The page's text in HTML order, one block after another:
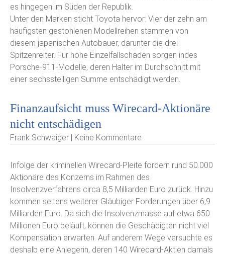
es hingegen im Süden der Republik.
Unter den Marken sticht Toyota hervor: Vier der zehn am
häufigsten gestohlenen Modellreihen stammen von
diesem japanischen Autobauer, darunter die drei
Spitzenreiter. Für hohe Einzelfallschäden sorgen indes
Porsche-911-Modelle, deren Halter im Durchschnitt mit
einer sechsstelligen Summe entschädigt werden.
Finanzaufsicht muss Wirecard-Aktionäre
nicht entschädigen
Frank Schwaiger | Keine Kommentare
Infolge der kriminellen Wirecard-Pleite fordern rund 50.000
Aktionäre des Konzerns im Rahmen des
Insolvenzverfahrens circa 8,5 Milliarden Euro zurück. Hinzu
kommen seitens weiterer Gläubiger Forderungen über 6,9
Milliarden Euro. Da sich die Insolvenzmasse auf etwa 650
Millionen Euro beläuft, können die Geschädigten nicht viel
Kompensation erwarten. Auf anderem Wege versuchte es
deshalb eine Anlegerin, deren 140 Wirecard-Aktien damals